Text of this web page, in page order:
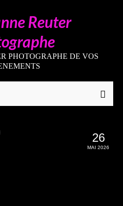
PHOTOGRAPHE DE VOS
26
MAI 2026